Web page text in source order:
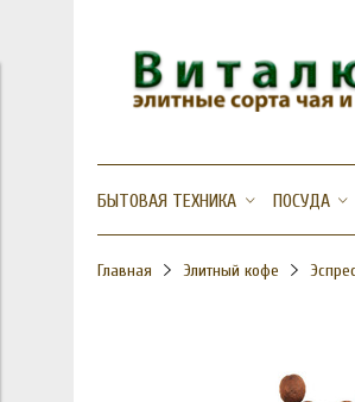
БЫТОВАЯ ТЕХНИКА ПОСУДА
Главная Элитный кофе